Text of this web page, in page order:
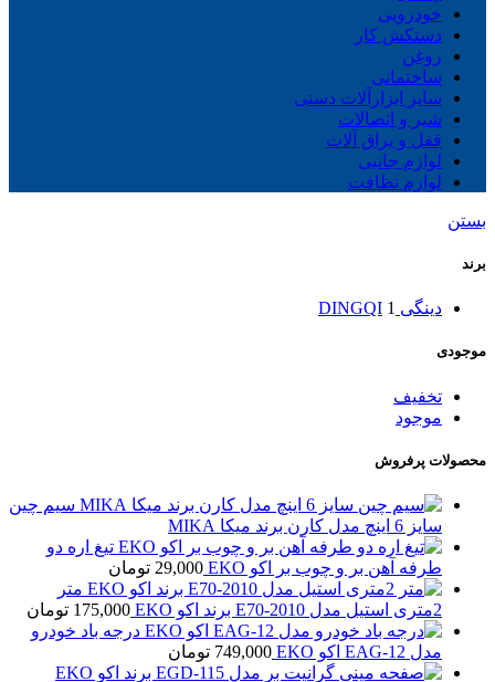
خودرویی
دستکش کار
روغن
ساختمانی
سایز ابزارآلات دستی
شیر و اتصالات
قفل و یراق آلات
لوازم جانبی
لوازم نظافت
بستن
برند
دینگی DINGQI 1
موجودی
تخفیف
موجود
محصولات پرفروش
سیم چین
سایز 6 اینچ مدل کارن برند میکا MIKA
تیغ اره دو
طرفه آهن بر و چوب بر اکو EKO
29,000 تومان
متر
2متری استیل مدل E70-2010 برند اکو EKO
175,000 تومان
درجه باد خودرو
مدل EAG-12 اکو EKO
749,000 تومان